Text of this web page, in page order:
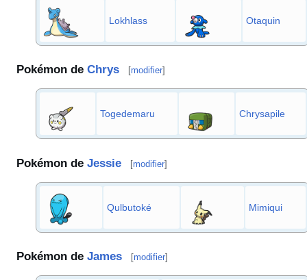
Lokhlass Otaquin
Pokémon de Chrys [modifier]
Togedemaru Chrysapile
Pokémon de Jessie [modifier]
Qulbutoké Mimiqui
Pokémon de James [modifier]